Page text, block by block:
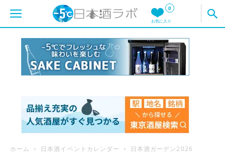
0
お気に入り
ホーム 日本酒イベントカレンダー 日本酒ガーデン2026